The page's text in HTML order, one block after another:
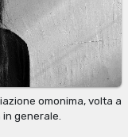
omonima, volta a
generale.